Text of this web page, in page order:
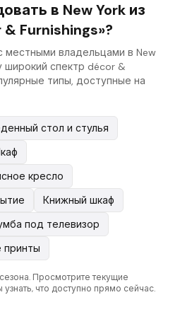
в New York из
Furnishings»?
местными владельцами в New
спектр décor &
типы, доступные на
стол и стулья
кресло
Книжный шкаф
под телевизор
принты
Просмотрите текущие
что доступно прямо сейчас.